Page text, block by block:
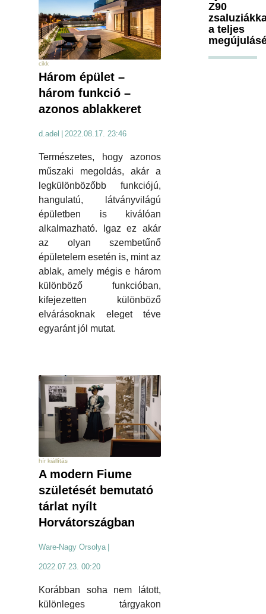
cikk
Három épület –
három funkció –
azonos ablakkeret
d.adel | 2022.08.17. 23:46
Természetes, hogy azonos
műszaki megoldás, akár a
legkülönbözőbb funkciójú,
hangulatú, látványvilágú
épületben is kiválóan
alkalmazható. Igaz ez akár
az olyan szembetűnő
épületelem esetén is, mint az
ablak, amely mégis e három
különböző funkcióban,
kifejezetten különböző
elvárásoknak eleget téve
egyaránt jól mutat.
hír kiállítás
A modern Fiume
születését bemutató
tárlat nyílt
Horvátországban
Ware-Nagy Orsolya
2022.07.23. 00:20
Korábban soha nem látott,
különleges tárgyakon
Z90
a teljes